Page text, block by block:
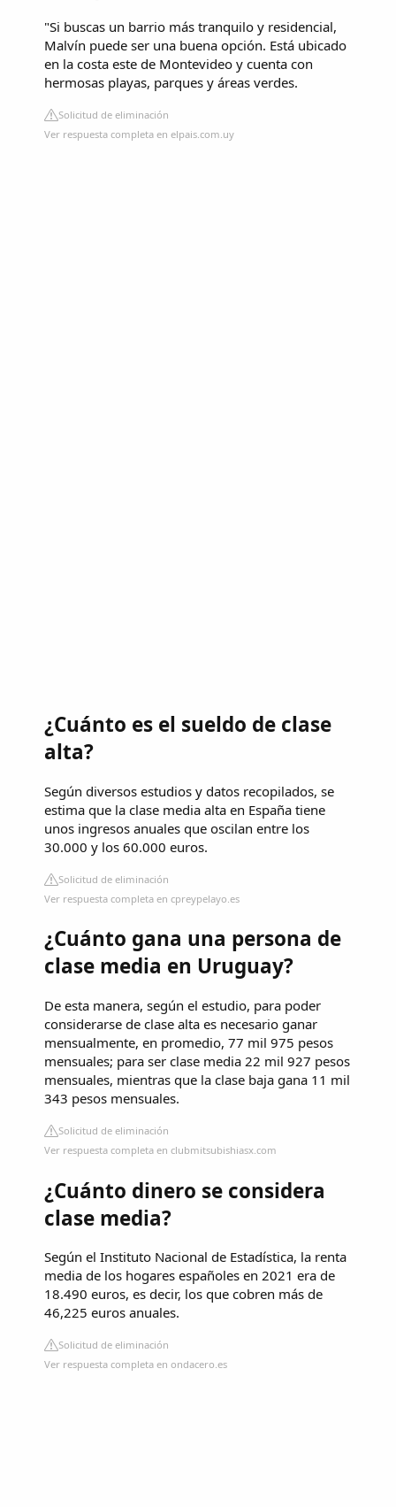
"Si buscas un barrio más tranquilo y residencial,
Malvín puede ser una buena opción. Está ubicado
en la costa este de Montevideo y cuenta con
hermosas playas, parques y áreas verdes.
Solicitud de eliminación
Ver respuesta completa en elpais.com.uy
¿Cuánto es el sueldo de clase
alta?
Según diversos estudios y datos recopilados, se
estima que la clase media alta en España tiene
unos ingresos anuales que oscilan entre los
30.000 y los 60.000 euros.
Solicitud de eliminación
Ver respuesta completa en cpreypelayo.es
¿Cuánto gana una persona de
clase media en Uruguay?
De esta manera, según el estudio, para poder
considerarse de clase alta es necesario ganar
mensualmente, en promedio, 77 mil 975 pesos
mensuales; para ser clase media 22 mil 927 pesos
mensuales, mientras que la clase baja gana 11 mil
343 pesos mensuales.
Solicitud de eliminación
Ver respuesta completa en clubmitsubishiasx.com
¿Cuánto dinero se considera
clase media?
Según el Instituto Nacional de Estadística, la renta
media de los hogares españoles en 2021 era de
18.490 euros, es decir, los que cobren más de
46,225 euros anuales.
Solicitud de eliminación
Ver respuesta completa en ondacero.es